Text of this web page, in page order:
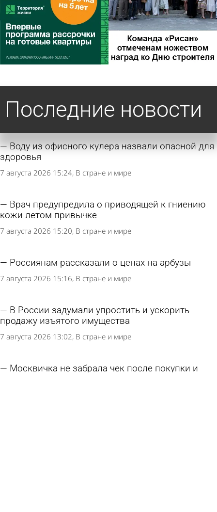
Последние новости
Воду из офисного кулера назвали опасной для
здоровья
7 августа 2026 15:24 В стране и мире
Врач предупредила о приводящей к гниению
кожи летом привычке
7 августа 2026 15:20 В стране и мире
Россиянам рассказали о ценах на арбузы
7 августа 2026 15:16 В стране и мире
В России задумали упростить и ускорить
продажу изъятого имущества
7 августа 2026 13:02 В стране и мире
Москвичка не забрала чек после покупки и